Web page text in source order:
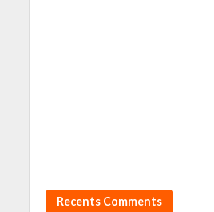
Recents Comments